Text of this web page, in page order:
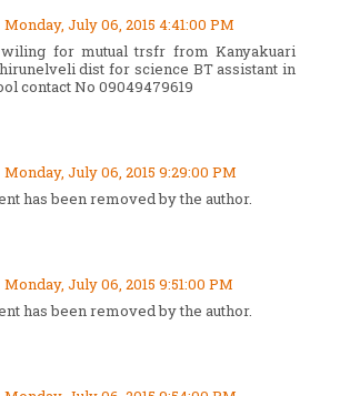
Monday, July 06, 2015 4:41:00 PM
for mutual trsfr from Kanyakuari
dist for science BT assistant in
contact No 09049479619
Monday, July 06, 2015 9:29:00 PM
has been removed by the author.
Monday, July 06, 2015 9:51:00 PM
has been removed by the author.